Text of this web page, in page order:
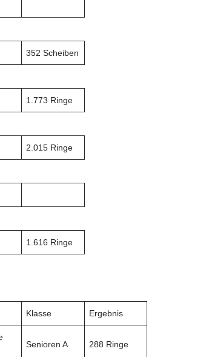
352 Scheiben
1.773 Ringe
2.015 Ringe
1.616 Ringe
Klasse Ergebnis
Senioren A 288 Ringe